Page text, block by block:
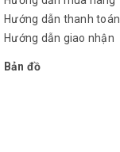
Hướng dẫn thanh toán
Hướng dẫn giao nhận
Bản đồ